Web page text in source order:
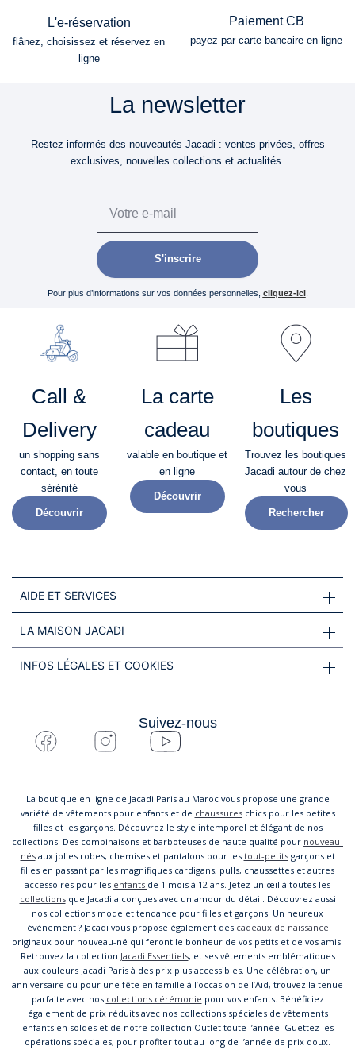
L'e-réservation
flânez, choisissez et réservez en
ligne
Paiement CB
payez par carte bancaire en ligne
La newsletter
Restez informés des nouveautés Jacadi : ventes privées, offres
exclusives, nouvelles collections et actualités.
S'inscrire
Pour plus d’informations sur vos données personnelles, cliquez-ici.
Call &
Delivery
un shopping sans
contact, en toute
sérénité​
Découvrir
La carte
cadeau
valable en boutique et
en ligne
Découvrir
Les
boutiques
Trouvez les boutiques
Jacadi autour de chez
vous
Rechercher
AIDE ET SERVICES
LA MAISON JACADI
INFOS LÉGALES ET COOKIES
Suivez-nous
La boutique en ligne de Jacadi Paris au Maroc vous propose une grande
variété de vêtements pour enfants et de chaussureschics pour les petites
filles et les garçons. Découvrez le style intemporel et élégant de nos
collections. Des combinaisons et barboteuses de haute qualité pour nouveau-
nésaux jolies robes, chemises et pantalons pour les tout-petitsgarçons et
filles en passant par les magnifiques cardigans, pulls, chaussettes et autres
accessoires pour les enfants de 1 mois à 12 ans. Jetez un œil à toutes les
collectionsque Jacadi a conçues avec un amour du détail. Découvrez aussi
nos collections mode et tendance pour filles et garçons. Un heureux
évènement ? Jacadi vous propose également des cadeaux de naissance
originaux pour nouveau-né qui feront le bonheur de vos petits et de vos amis.
Retrouvez la collection Jacadi Essentiels, et ses vêtements emblématiques
aux couleurs Jacadi Paris à des prix plus accessibles. Une célébration, un
anniversaire ou pour une fête en famille à l’occasion de l’Aid, trouvez la tenue
parfaite avec nos collections cérémonie pour vos enfants. Bénéficiez
également de prix réduits avec nos collections spéciales de vêtements
enfants en soldes et de notre collection Outlet toute l’année. Guettez les
opérations spéciales, pour profiter tout au long de l’année de prix doux.